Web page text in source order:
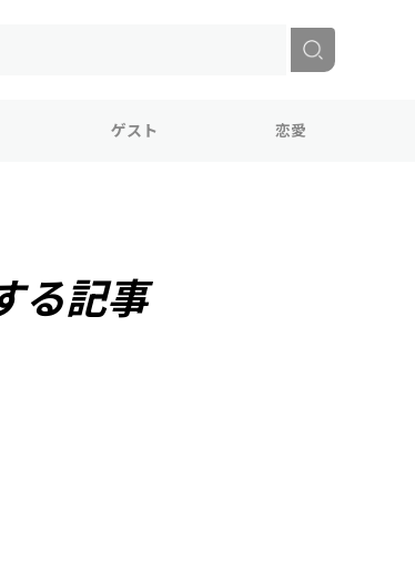
ゲスト 恋愛
る記事